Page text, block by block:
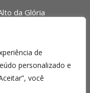
de
personalizado e
você
da Glória
0345 - (11) 4063-